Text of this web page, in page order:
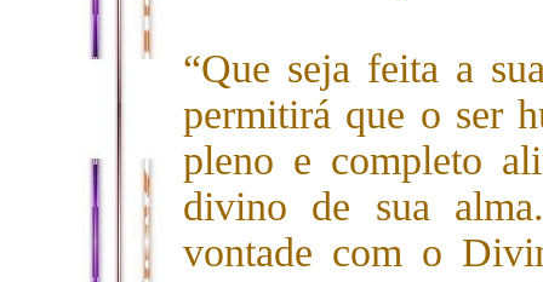
“Que seja feita a
permitirá que o ser
pleno e completo
divino de sua
vontade com o